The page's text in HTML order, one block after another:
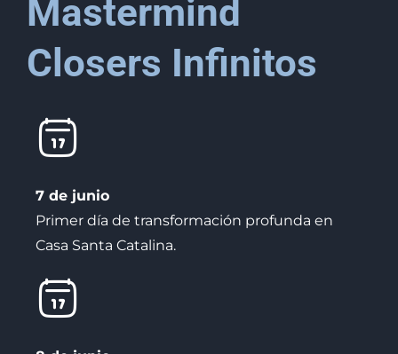
Mastermind
Closers Infinitos
7 de junio
Primer día de transformación profunda en
Casa Santa Catalina.